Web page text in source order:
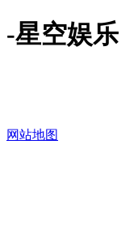
-星空娱乐
网站地图